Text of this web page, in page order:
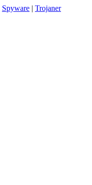
Spyware | Trojaner